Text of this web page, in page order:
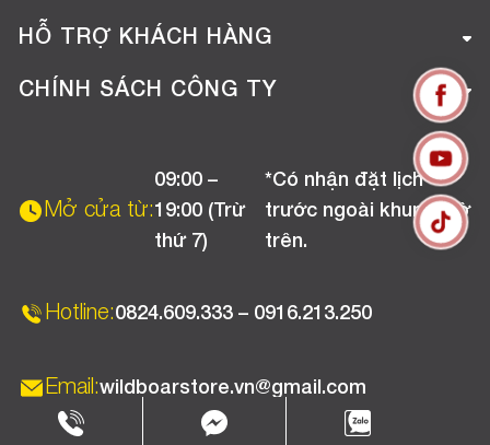
Giới thiệu công ty
Tuyển dụng
HỖ TRỢ KHÁCH HÀNG
Hướng dẫn mua hàng online
Chương trình khuyến mãi
CHÍNH SÁCH CÔNG TY
Chính sách bảo hành
Mở cửa từ:
09:00 –
19:00 (Trừ
thứ 7)
*Có nhận đặt lịch
trước ngoài khung giờ
trên.
Hotline:0824.609.333 – 0916.213.250
Email:wildboarstore.vn@gmail.com